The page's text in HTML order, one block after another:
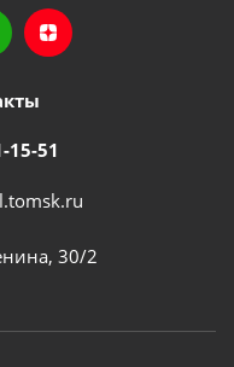
15-51
30/2